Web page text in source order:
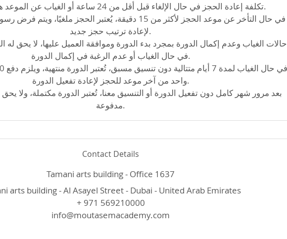
لإعادة ترتيب حجز جديد.
حالات الغياب وعدم إكمال الدورة بمجرد بدء الدورة وموافقة العميل عليها، لا يحق له
في حال الغياب أو عدم الرغبة في إكمال الدورة.
واحد من آخر موعد للحجز لإعادة تفعيل الدورة.
بعد مرور شهر كامل دون تفعيل الدورة أو التنسيق معنا، تُعتبر الدورة مكتملة، ولا يحق
مدفوعة.
Contact Details
Tamani arts building - Office 1637
arts building - Al Asayel Street - Dubai - United Arab Emirates
+ 971 569210000
info@moutasemacademy.com